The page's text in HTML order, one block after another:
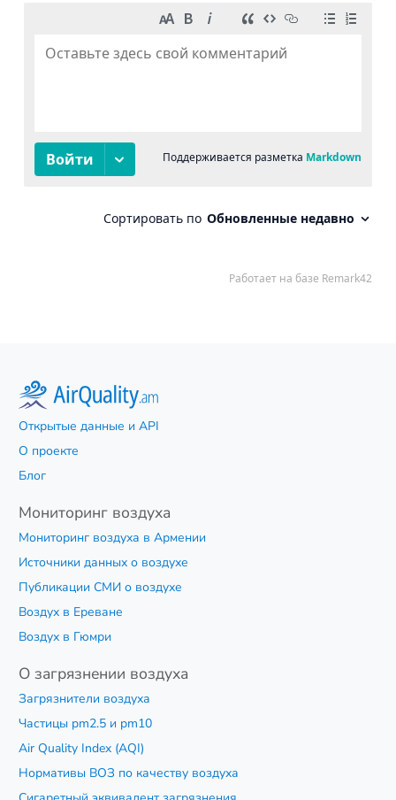
Открытые данные и API
О проекте
Блог
Мониторинг воздуха
Мониторинг воздуха в Армении
Источники данных о воздухе
Публикации СМИ о воздухе
Воздух в Ереване
Воздух в Гюмри
О загрязнении воздуха
Загрязнители воздуха
Частицы pm2.5 и pm10
Air Quality Index (AQI)
Нормативы ВОЗ по качеству воздуха